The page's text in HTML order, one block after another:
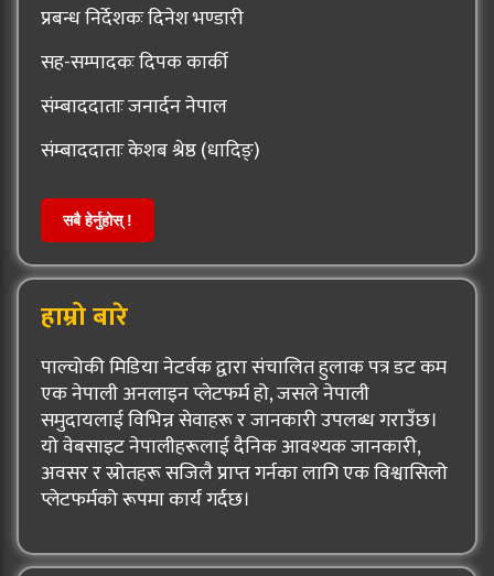
प्रबन्ध निर्देशकः दिनेश भण्डारी
सह-सम्पादकः दिपक कार्की
संम्बाददाताः जनार्दन नेपाल
संम्बाददाताः केशब श्रेष्ठ (धादिङ्)
सबै हेर्नुहोस् !
हाम्रो बारे
पाल्चोकी मिडिया नेटर्वक द्वारा संचालित हुलाक पत्र डट कम
एक नेपाली अनलाइन प्लेटफर्म हो, जसले नेपाली
समुदायलाई विभिन्न सेवाहरू र जानकारी उपलब्ध गराउँछ।
यो वेबसाइट नेपालीहरूलाई दैनिक आवश्यक जानकारी,
अवसर र स्रोतहरू सजिलै प्राप्त गर्नका लागि एक विश्वासिलो
प्लेटफर्मको रूपमा कार्य गर्दछ।